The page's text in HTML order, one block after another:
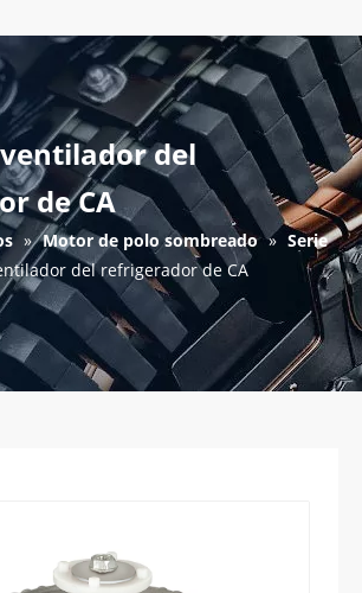
del
de CA
» Motor de polo sombreado » Serie
del refrigerador de CA